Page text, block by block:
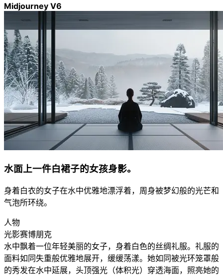
Midjourney V6
水面上一件白裙子的女孩身影。
身着白衣的女子在水中优雅地漂浮着，周身被梦幻般的光芒和
气泡所环绕。
人物
光影赛博朋克
水中飘着一位年轻美丽的女子，身着白色的丝绸礼服。礼服的
面料如同失重般优雅地展开，缓缓荡漾。她如同被光环笼罩般
的秀发在水中延展，头顶强光（体积光）穿透海面，照亮她的